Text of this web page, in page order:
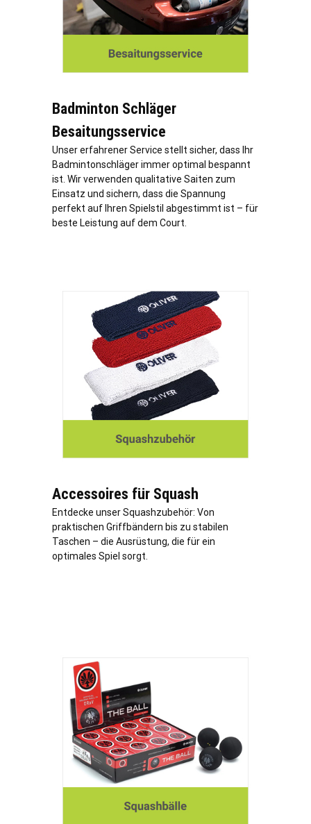
Badminton Schläger
Besaitungsservice
Unser erfahrener Service stellt sicher, dass Ihr
Badmintonschläger immer optimal bespannt
ist. Wir verwenden qualitative Saiten zum
Einsatz und sichern, dass die Spannung
perfekt auf Ihren Spielstil abgestimmt ist – für
beste Leistung auf dem Court.
Accessoires für Squash
Entdecke unser Squashzubehör: Von
praktischen Griffbändern bis zu stabilen
Taschen – die Ausrüstung, die für ein
optimales Spiel sorgt.